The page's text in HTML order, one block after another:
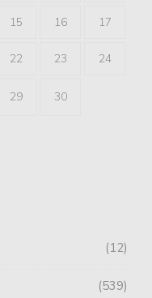
15 16 17
22 23 24
29 30
12
539